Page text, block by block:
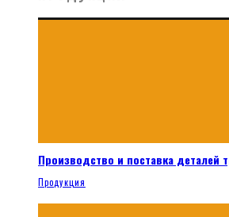
Производство и поставка деталей
Продукция